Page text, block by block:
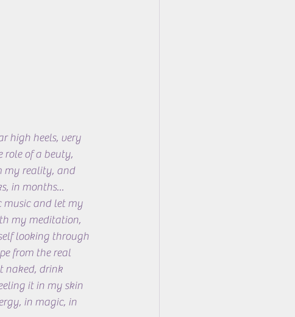
high heels, very
role of a beuty,
my reality, and
in months...
music and let my
my meditation,
looking through
from the real
naked, drink
it in my skin
in magic, in